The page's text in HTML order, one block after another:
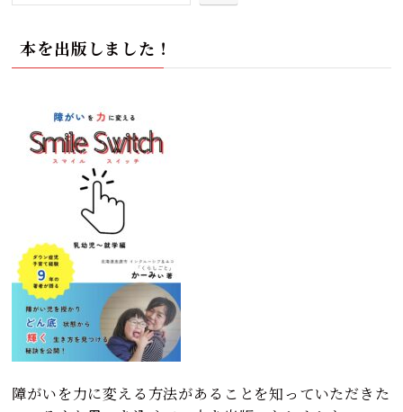
本を出版しました！
障がいを力に変える方法があることを知っていただきた